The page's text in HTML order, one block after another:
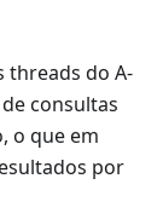
threads do A-
consultas
o que em
por